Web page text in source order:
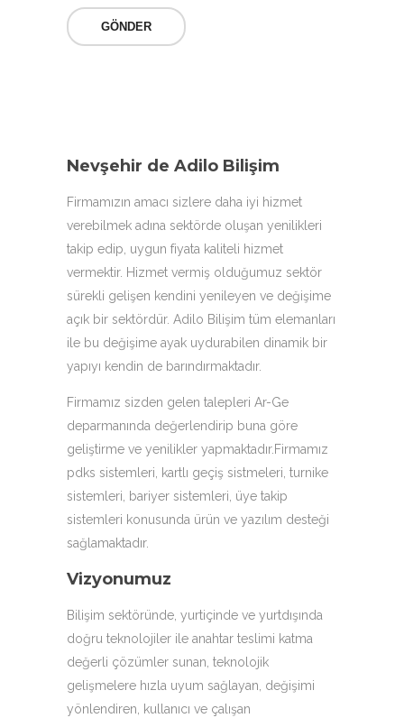
Nevşehir de Adilo Bilişim
Firmamızın amacı sizlere daha iyi hizmet
verebilmek adına sektörde oluşan yenilikleri
takip edip, uygun fiyata kaliteli hizmet
vermektir. Hizmet vermiş olduğumuz sektör
sürekli gelişen kendini yenileyen ve değişime
açık bir sektördür. Adilo Bilişim tüm elemanları
ile bu değişime ayak uydurabilen dinamik bir
yapıyı kendin de barındırmaktadır.
Firmamız sizden gelen talepleri Ar-Ge
deparmanında değerlendirip buna göre
geliştirme ve yenilikler yapmaktadır.Firmamız
pdks sistemleri, kartlı geçiş sistmeleri, turnike
sistemleri, bariyer sistemleri, üye takip
sistemleri konusunda ürün ve yazılım desteği
sağlamaktadır.
Vizyonumuz
Bilişim sektöründe, yurtiçinde ve yurtdışında
doğru teknolojiler ile anahtar teslimi katma
değerli çözümler sunan, teknolojik
gelişmelere hızla uyum sağlayan, değişimi
yönlendiren, kullanıcı ve çalışan